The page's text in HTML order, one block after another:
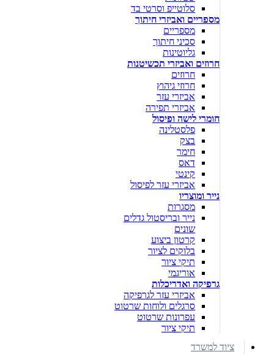
סלוטייפ וסרטי בד
מספריים ואביזרי חיתוך
מספריים
סכיני חיתוך
גליוטינות
חרוזים ואביזרי תכשיטנות
חרוזים
חרוזי גיהוץ
אביזרי עזר
אביזרי תפירה
חומרי לישה ופיסול
פלסטלינה
בצק
חימר
דאס
קינטי
אביזרי עזר לפיסול
נייר ומוצריו
מסגרות
נייר ובריסטול גדלים
שונים
קרטון ביצוע
בלוקים לציור
תיקי ציור
אוריגמי
גרפיקה ואדריכלות
אביזרי עזר לגרפיקה
סרגלים ולוחות שרטוט
עפרונות שרטוט
תיקי ציור
ציוד למשרד